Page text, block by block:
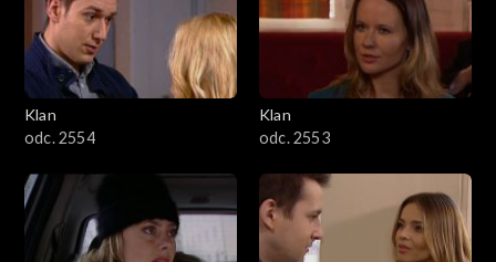
Klan
odc. 2554
Klan
odc. 2553